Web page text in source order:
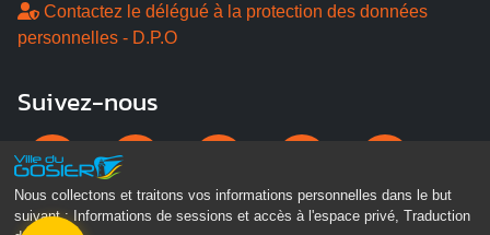
Nous collectons et traitons vos informations personnelles dans le but
suivant :
Informations de sessions et accès à l'espace privé, Traduction
Contactez le délégué à la protection des données
personnelles - D.P.O
Suivez-nous